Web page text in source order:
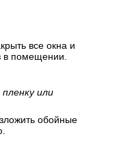
все окна и
в помещении.
или
обойные